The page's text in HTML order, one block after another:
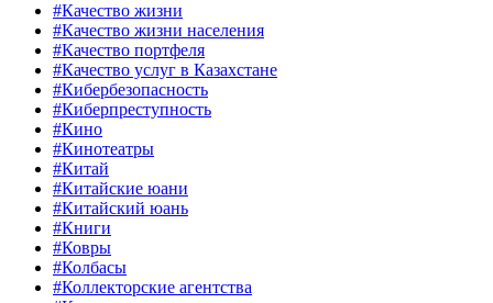
#Качество жизни
#Качество жизни населения
#Качество портфеля
#Качество услуг в Казахстане
#Кибербезопасность
#Киберпреступность
#Кино
#Кинотеатры
#Китай
#Китайские юани
#Китайский юань
#Книги
#Ковры
#Колбасы
#Коллекторские агентства